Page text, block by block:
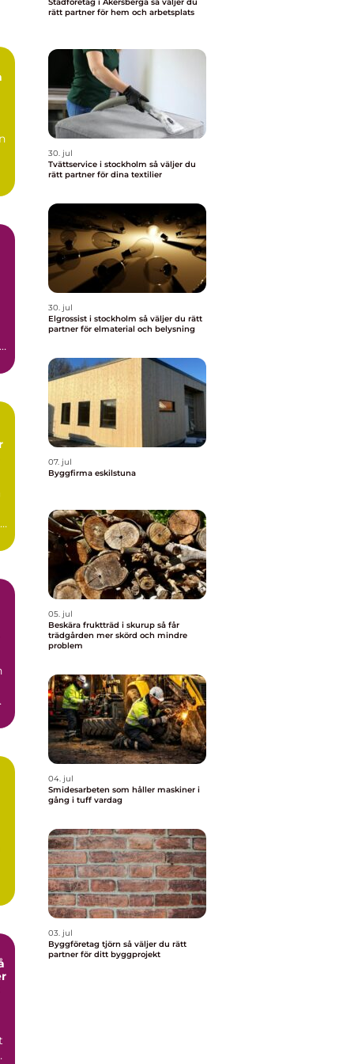
rätt partner för hem och arbetsplats
30. jul
Tvättservice i stockholm så väljer du
rätt partner för dina textilier
30. jul
Elgrossist i stockholm så väljer du rätt
partner för elmaterial och belysning
07. jul
Byggfirma eskilstuna
05. jul
Beskära fruktträd i skurup så får
trädgården mer skörd och mindre
problem
04. jul
Smidesarbeten som håller maskiner i
gång i tuff vardag
03. jul
Byggföretag tjörn så väljer du rätt
partner för ditt byggprojekt